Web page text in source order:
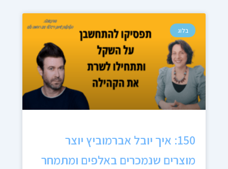
בלוג
150: איך יובל אברמוביץ יוצר
מוצרים שנמכרים באלפים ומתמחר